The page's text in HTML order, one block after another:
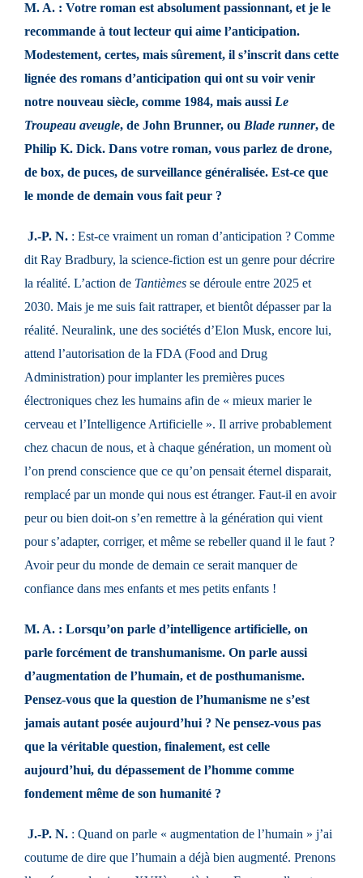
M. A. : Votre roman est absolument passionnant, et je le
recommande à tout lecteur qui aime l’anticipation.
Modestement, certes, mais sûrement, il s’inscrit dans cette
lignée des romans d’anticipation qui ont su voir venir
notre nouveau siècle, comme 1984, mais aussiLe
Troupeau aveugle, de John Brunner, ou Blade runner, de
Philip K. Dick. Dans votre roman, vous parlez de drone,
de box, de puces, de surveillance généralisée. Est-ce que
le monde de demain vous fait peur ?
J.-P. N. : Est-ce vraiment un roman d’anticipation ? Comme
dit Ray Bradbury, la science-fiction est un genre pour décrire
la réalité. L’action de Tantièmes se déroule entre 2025 et
2030. Mais je me suis fait rattraper, et bientôt dépasser par la
réalité. Neuralink, une des sociétés d’Elon Musk, encore lui,
attend l’autorisation de la FDA (Food and Drug
Administration) pour implanter les premières puces
électroniques chez les humains afin de « mieux marier le
cerveau et l’Intelligence Artificielle ». Il arrive probablement
chez chacun de nous, et à chaque génération, un moment où
l’on prend conscience que ce qu’on pensait éternel disparait,
remplacé par un monde qui nous est étranger. Faut-il en avoir
peur ou bien doit-on s’en remettre à la génération qui vient
pour s’adapter, corriger, et même se rebeller quand il le faut ?
Avoir peur du monde de demain ce serait manquer de
confiance dans mes enfants et mes petits enfants !
M. A. : Lorsqu’on parle d’intelligence artificielle, on
parle forcément de transhumanisme. On parle aussi
d’augmentation de l’humain, et de posthumanisme.
Pensez-vous que la question de l’humanisme ne s’est
jamais autant posée aujourd’hui ? Ne pensez-vous pas
que la véritable question, finalement, est celle
aujourd’hui, du dépassement de l’homme comme
fondement même de son humanité ?
J.-P. N. : Quand on parle « augmentation de l’humain » j’ai
coutume de dire que l’humain a déjà bien augmenté. Prenons